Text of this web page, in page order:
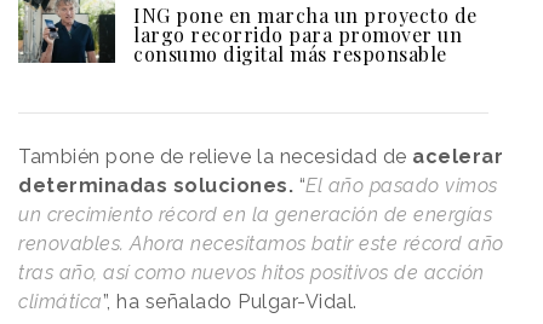
ING pone en marcha un proyecto de
largo recorrido para promover un
consumo digital más responsable
También pone de relieve la necesidad de acelerar
determinadas soluciones. “El año pasado vimos
un crecimiento récord en la generación de energías
renovables. Ahora necesitamos batir este récord año
tras año, así como nuevos hitos positivos de acción
climática”, ha señalado Pulgar-Vidal.